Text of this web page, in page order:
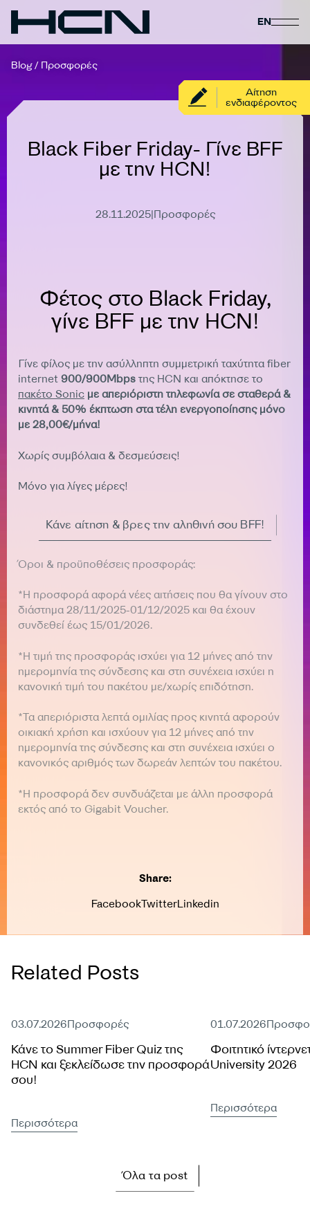
EN
Αίτηση
ενδιαφέροντος
Blog/ Προσφορές
Black Fiber Friday- Γίνε BFF
με την HCN!
28.11.2025|Προσφορές
Φέτος στο Black Friday,
γίνε BFF με την HCN!
Γίνε φίλος με την ασύλληπτη συμμετρική ταχύτητα fiber
internet 900/900Mbps της HCN και απόκτησε το
πακέτο Sonic με απεριόριστη τηλεφωνία σε σταθερά &
κινητά & 50% έκπτωση στα τέλη ενεργοποίησης μόνο
με 28,00€/μήνα!
Χωρίς συμβόλαια & δεσμεύσεις!
Μόνο για λίγες μέρες!
Κάνε αίτηση & βρες την αληθινή σου BFF!
Όροι & προϋποθέσεις προσφοράς:
*Η προσφορά αφορά νέες αιτήσεις που θα γίνουν στο
διάστημα 28/11/2025-01/12/2025 και θα έχουν
συνδεθεί έως 15/01/2026.
*Η τιμή της προσφοράς ισχύει για 12 μήνες από την
ημερομηνία της σύνδεσης και στη συνέχεια ισχύει η
κανονική τιμή του πακέτου με/χωρίς επιδότηση.
*Τα απεριόριστα λεπτά ομιλίας προς κινητά αφορούν
οικιακή χρήση και ισχύουν για 12 μήνες από την
ημερομηνία της σύνδεσης και στη συνέχεια ισχύει ο
κανονικός αριθμός των δωρεάν λεπτών του πακέτου.
*Η προσφορά δεν συνδυάζεται με άλλη προσφορά
εκτός από το Gigabit Voucher.
Share:
FacebookTwitterLinkedin
Related Posts
Ενεργή προσφορά
03.07.2026Προσφορές
Κάνε το Summer Fiber Quiz της
HCN και ξεκλείδωσε την προσφορά
σου!
Περισσότερα
Ενεργή προσφορά
01.07.2026
Φοιτητικό
University 2026
Περισσότερα
Όλα τα post